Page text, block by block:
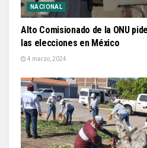
NACIONAL
Alto Comisionado de la ONU
las elecciones en México
4 marzo, 2024